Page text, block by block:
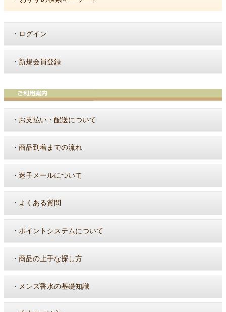
・ ログイン
・ 新規会員登録
・ お支払い・配送について
・ 商品到着までの流れ
・ 迷子メールについて
・ よくある質問
・ ポイントシステムについて
・ 商品の上手な探し方
・ メンズ香水の基礎知識